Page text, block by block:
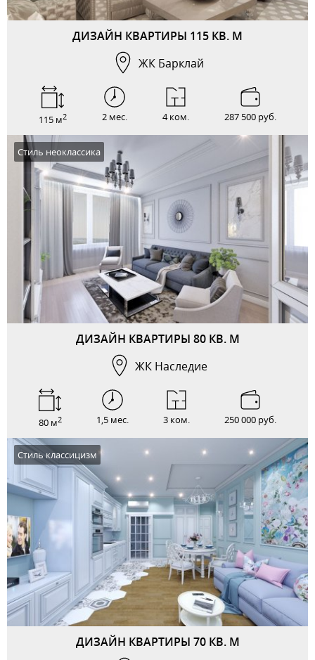
ДИЗАЙН КВАРТИРЫ 115 КВ. М
ЖК Барклай
115 м2 2 мес. 4 ком. 287 500 руб.
ДИЗАЙН КВАРТИРЫ 80 КВ. М
ЖК Наследие
Стиль неоклассика
80 м2 1,5 мес. 3 ком. 250 000 руб.
ДИЗАЙН КВАРТИРЫ 70 КВ. М
Стиль классицизм